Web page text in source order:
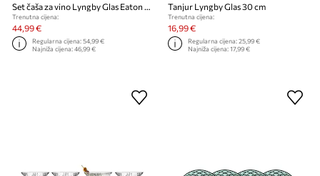
Set čaša za vino Lyngby Glas Eaton 260 ml 2-pack
Trenutna cijena:
44,99 €
Regularna cijena:54,99 €
Najniža cijena:46,99 €
Tanjur Lyngby Glas 30 cm
Trenutna cijena:
16,99 €
Regularna cijena:25,99 €
Najniža cijena:17,99 €